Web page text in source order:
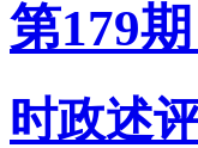
第179
时政述